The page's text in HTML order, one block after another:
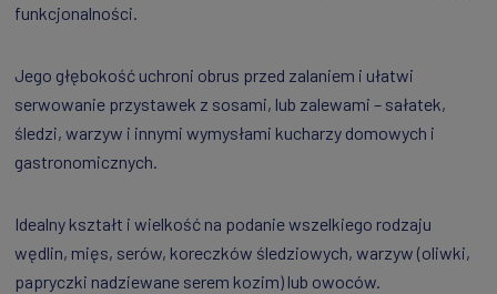
funkcjonalności.
Jego głębokość uchroni obrus przed zalaniem i ułatwi
serwowanie przystawek z sosami, lub zalewami – sałatek,
śledzi, warzyw i innymi wymysłami kucharzy domowych i
gastronomicznych.
Idealny kształt i wielkość na podanie wszelkiego rodzaju
wędlin, mięs, serów, koreczków śledziowych, warzyw (oliwki,
papryczki nadziewane serem kozim) lub owoców.